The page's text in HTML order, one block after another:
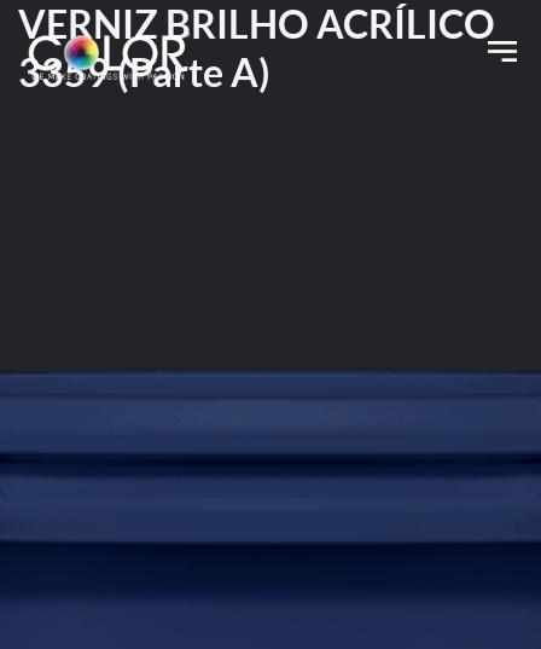
VERNIZ BRILHO ACRÍLICO
3359 (Parte A)